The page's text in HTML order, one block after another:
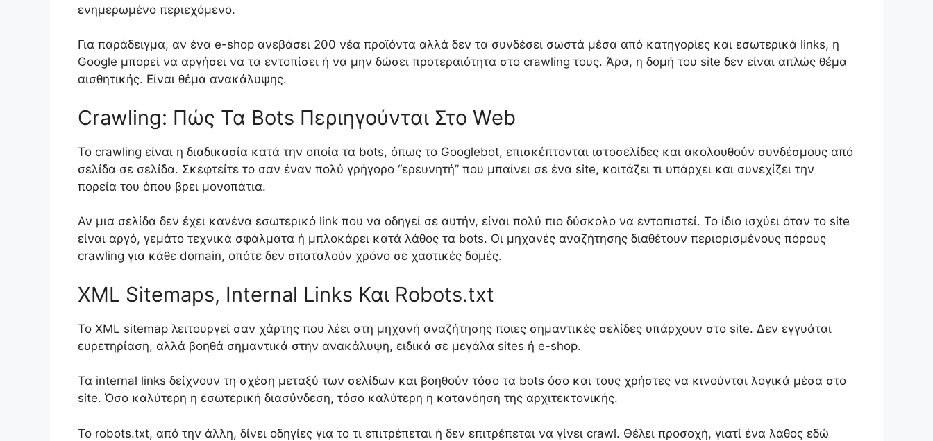
ενημερωμένο περιεχόμενο.
Για παράδειγμα, αν ένα e-shop ανεβάσει 200 νέα προϊόντα αλλά δεν τα συνδέσει σωστά μέσα από κατηγορίες και εσωτερικά links, η
Google μπορεί να αργήσει να τα εντοπίσει ή να μην δώσει προτεραιότητα στο crawling τους. Άρα, η δομή του site δεν είναι απλώς θέμα
αισθητικής. Είναι θέμα ανακάλυψης.
Crawling: Πώς Τα Bots Περιηγούνται Στο Web
Το crawling είναι η διαδικασία κατά την οποία τα bots, όπως το Googlebot, επισκέπτονται ιστοσελίδες και ακολουθούν συνδέσμους από
σελίδα σε σελίδα. Σκεφτείτε το σαν έναν πολύ γρήγορο “ερευνητή” που μπαίνει σε ένα site, κοιτάζει τι υπάρχει και συνεχίζει την
πορεία του όπου βρει μονοπάτια.
Αν μια σελίδα δεν έχει κανένα εσωτερικό link που να οδηγεί σε αυτήν, είναι πολύ πιο δύσκολο να εντοπιστεί. Το ίδιο ισχύει όταν το site
είναι αργό, γεμάτο τεχνικά σφάλματα ή μπλοκάρει κατά λάθος τα bots. Οι μηχανές αναζήτησης διαθέτουν περιορισμένους πόρους
crawling για κάθε domain, οπότε δεν σπαταλούν χρόνο σε χαοτικές δομές.
XML Sitemaps, Internal Links Και Robots.txt
Το XML sitemap λειτουργεί σαν χάρτης που λέει στη μηχανή αναζήτησης ποιες σημαντικές σελίδες υπάρχουν στο site. Δεν εγγυάται
ευρετηρίαση, αλλά βοηθά σημαντικά στην ανακάλυψη, ειδικά σε μεγάλα sites ή e-shop.
Τα internal links δείχνουν τη σχέση μεταξύ των σελίδων και βοηθούν τόσο τα bots όσο και τους χρήστες να κινούνται λογικά μέσα στο
site. Όσο καλύτερη η εσωτερική διασύνδεση, τόσο καλύτερη η κατανόηση της αρχιτεκτονικής.
Το robots.txt, από την άλλη, δίνει οδηγίες για το τι επιτρέπεται ή δεν επιτρέπεται να γίνει crawl. Θέλει προσοχή, γιατί ένα λάθος εδώ